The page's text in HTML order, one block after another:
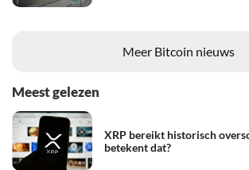
Meer Bitcoin nieuws
Meest gelezen
XRP bereikt historisch
betekent dat?